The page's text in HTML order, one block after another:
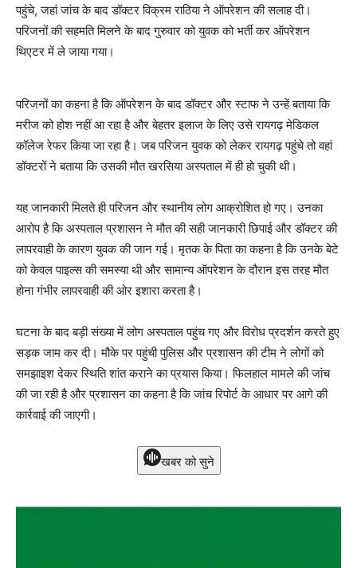
पहुंचे, जहां जांच के बाद डॉक्टर विक्रम राठिया ने ऑपरेशन की सलाह दी।
परिजनों की सहमति मिलने के बाद गुरुवार को युवक को भर्ती कर ऑपरेशन
थिएटर में ले जाया गया।
परिजनों का कहना है कि ऑपरेशन के बाद डॉक्टर और स्टाफ ने उन्हें बताया कि
मरीज को होश नहीं आ रहा है और बेहतर इलाज के लिए उसे रायगढ़ मेडिकल
कॉलेज रेफर किया जा रहा है। जब परिजन युवक को लेकर रायगढ़ पहुंचे तो वहां
डॉक्टरों ने बताया कि उसकी मौत खरसिया अस्पताल में ही हो चुकी थी।
यह जानकारी मिलते ही परिजन और स्थानीय लोग आक्रोशित हो गए। उनका
आरोप है कि अस्पताल प्रशासन ने मौत की सही जानकारी छिपाई और डॉक्टर की
लापरवाही के कारण युवक की जान गई। मृतक के पिता का कहना है कि उनके बेटे
को केवल पाइल्स की समस्या थी और सामान्य ऑपरेशन के दौरान इस तरह मौत
होना गंभीर लापरवाही की ओर इशारा करता है।
घटना के बाद बड़ी संख्या में लोग अस्पताल पहुंच गए और विरोध प्रदर्शन करते हुए
सड़क जाम कर दी। मौके पर पहुंची पुलिस और प्रशासन की टीम ने लोगों को
समझाइश देकर स्थिति शांत कराने का प्रयास किया। फिलहाल मामले की जांच
की जा रही है और प्रशासन का कहना है कि जांच रिपोर्ट के आधार पर आगे की
कार्रवाई की जाएगी।
खबर को सुने